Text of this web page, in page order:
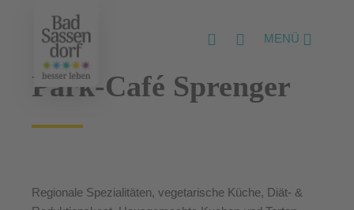
MENÜ
Park-Café Sprenger
Regionale Spezialitäten, vegetarische Küche, Diät- &